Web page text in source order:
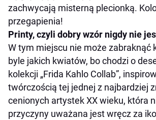
zachwycają misterną plecionką.
przegapienia!
Printy, czyli dobry wzór nigdy nie
W tym miejscu nie może zabraknąć
byle jakich kwiatów, bo chodzi o
kolekcji „Frida Kahlo Collab”,
twórczością tej jednej z najbardziej
cenionych artystek XX wieku, która
przyczyny uważana jest wręcz za